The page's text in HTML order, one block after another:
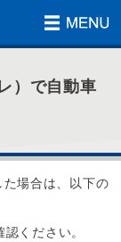
）で自動車
場合は、以下の
ください。